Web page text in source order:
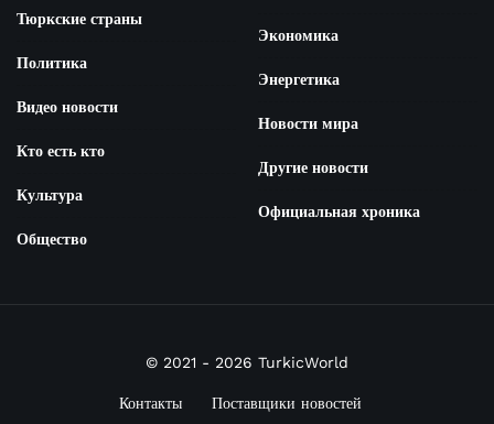
Тюркские страны
Политика
Видео новости
Кто есть кто
Культура
Общество
Экономика
Энергетика
Новости мира
Другие новости
Официальная хроника
© 2021 - 2026 TurkicWorld
Контакты Поставщики новостей